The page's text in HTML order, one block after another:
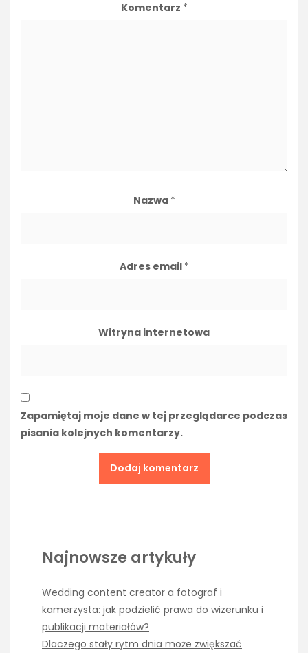
Komentarz *
Nazwa *
Adres email *
Witryna internetowa
Zapamiętaj moje dane w tej przeglądarce podczas
pisania kolejnych komentarzy.
Najnowsze artykuły
Wedding content creator a fotograf i
kamerzysta: jak podzielić prawa do wizerunku i
publikacji materiałów?
Dlaczego stały rytm dnia może zwiększać